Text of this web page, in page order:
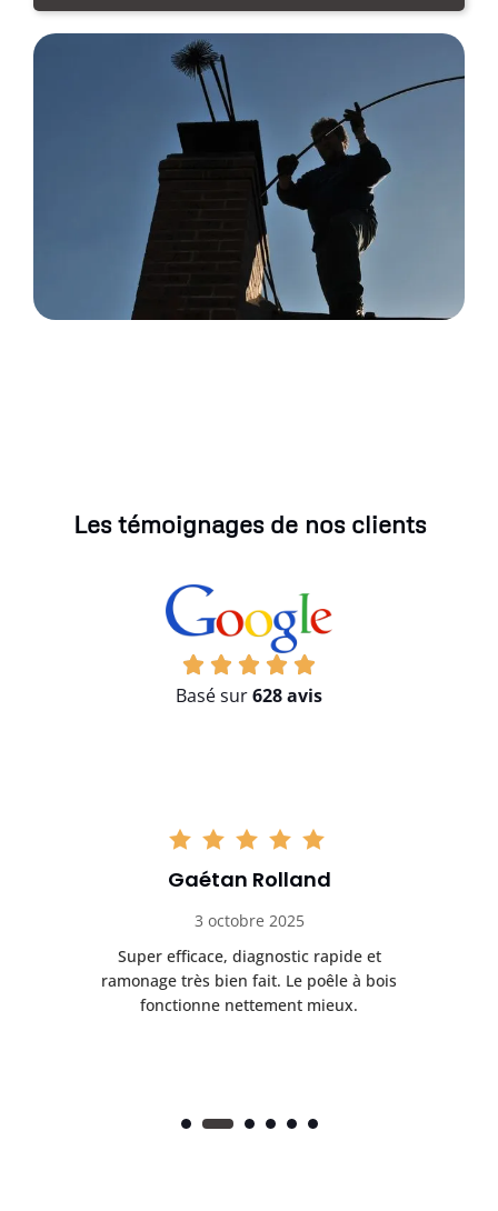
Les témoignages de nos clients
Basé sur628 avis
Gaétan Rolland
3 octobre 2025
Super efficace, diagnostic rapide et
ramonage très bien fait. Le poêle à bois
fonctionne nettement mieux.